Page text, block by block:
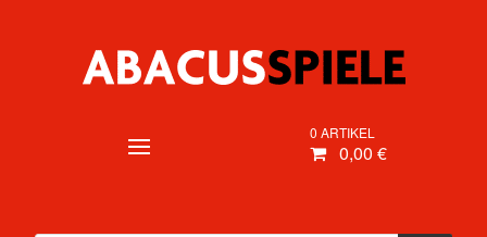
0 ARTIKEL
0,00 €